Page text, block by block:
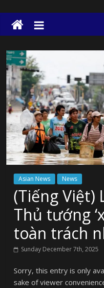
Asian News News
(Tiếng Việt)
Thủ tướng
toàn trách
Sunday December 7th, 2025
Sorry, this entry is only
sake of viewer